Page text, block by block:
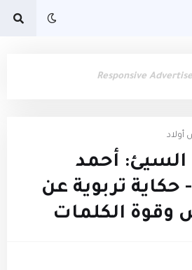
Responsive
أحمد
حكاية تربوية عن
الكلمات